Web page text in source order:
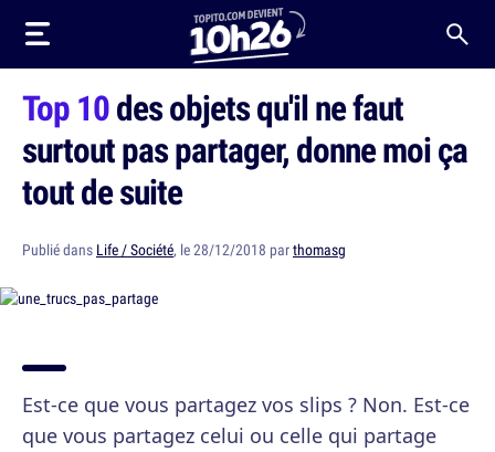
Top 10des objets qu'il ne faut
surtout pas partager, donne moi ça
tout de suite
Publié dans Life / Société, le 28/12/2018 parthomasg
Est-ce que vous partagez vos slips ? Non. Est-ce
que vous partagez celui ou celle qui partage